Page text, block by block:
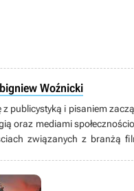
wampir z Transylwanii, który
pewien agent
wystąpili m.in. Bill
Woźnicki
z publicystyką i pisaniem
oraz mediami
związanych z branżą
Uwielbia ponarzekać,